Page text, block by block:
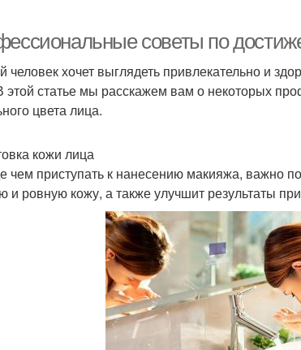
советы по
человек хочет выглядеть привлекательно и
этой статье мы расскажем вам о некоторых
цвета лица.
кожи лица
чем приступать к нанесению макияжа, важно
и ровную кожу, а также улучшит результаты